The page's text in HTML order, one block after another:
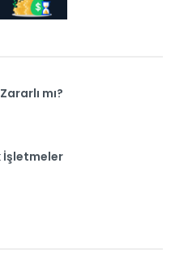
mı?
İşletmeler